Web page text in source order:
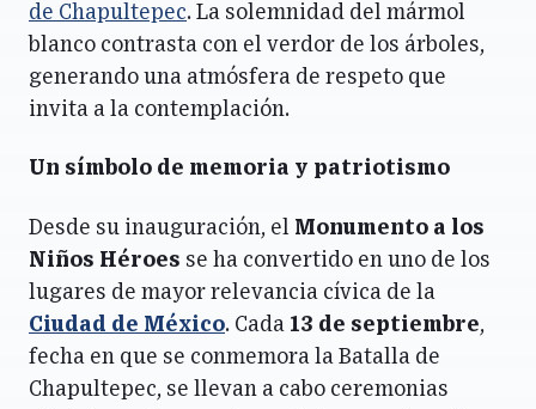
de Chapultepec. La solemnidad del mármol
blanco contrasta con el verdor de los árboles,
generando una atmósfera de respeto que
invita a la contemplación.
Un símbolo de memoria y patriotismo
Desde su inauguración, el Monumento a los
Niños Héroes se ha convertido en uno de los
lugares de mayor relevancia cívica de la
Ciudad de México. Cada 13 de septiembre,
fecha en que se conmemora la Batalla de
Chapultepec, se llevan a cabo ceremonias